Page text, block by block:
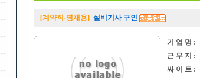
[계약직-명채용] 설비기사 구인
기 업 명 :
근 무 지 :
싸 이 트 :